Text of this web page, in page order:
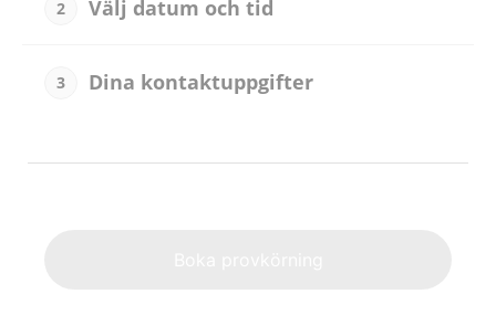
2 Välj datum och tid
3 Dina kontaktuppgifter